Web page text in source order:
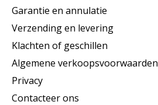
Garantie en annulatie
Verzending en levering
Klachten of geschillen
Algemene verkoopsvoorwaarden
Privacy
Contacteer ons